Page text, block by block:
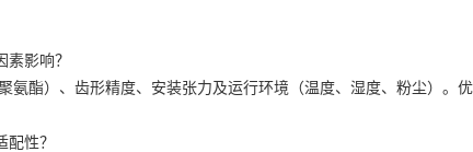
影响？
氨酯）、齿形精度、安装张力及运行环境（温度、湿度、粉尘）。
性？